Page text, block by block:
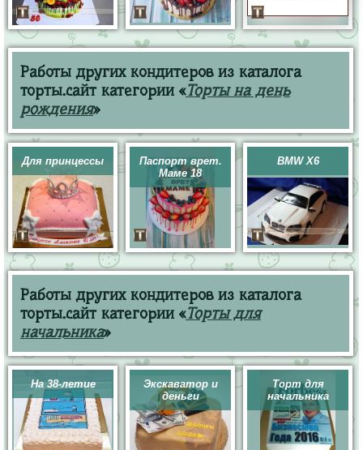
Работы других кондитеров из каталога
торты.сайт категории «Торты на день
рождения»
Для принцессы
Паспорт врет.
Маме 18
BMW X6
Работы других кондитеров из каталога
торты.сайт категории «Торты для
начальника»
На 38-летие
Экскаватор и
деньги
Торт для
начальника